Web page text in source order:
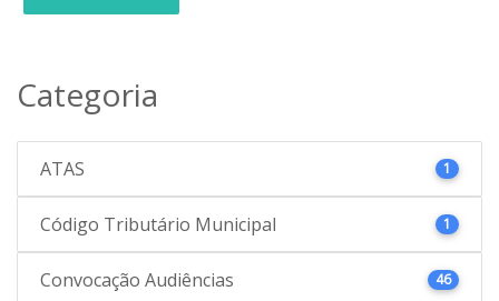
Categoria
ATAS 1
Código Tributário Municipal 1
Convocação Audiências 46